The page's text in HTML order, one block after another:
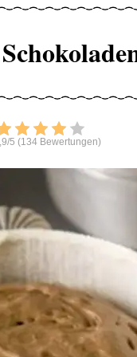
Bewerten
5 (134 Bewertungen)